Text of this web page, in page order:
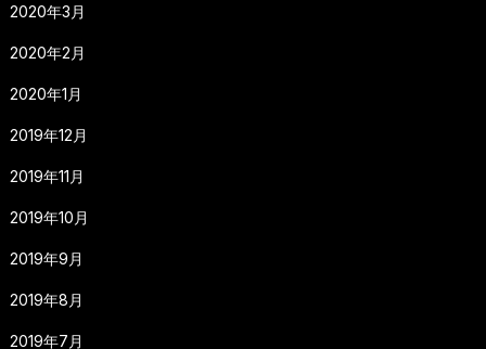
2020年3月
2020年2月
2020年1月
2019年12月
2019年11月
2019年10月
2019年9月
2019年8月
2019年7月